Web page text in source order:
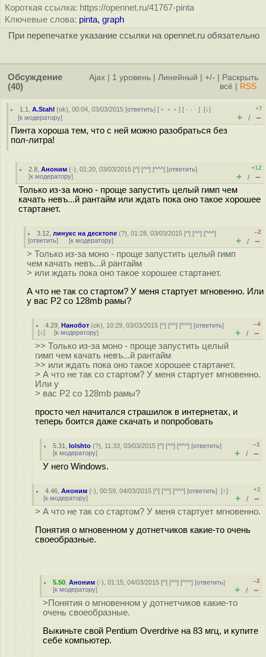
Короткая ссылка: https://opennet.ru/41767-pinta
Ключевые слова: pinta, graph
При перепечатке указание ссылки на opennet.ru обязательно
Обсуждение
(40)
Ajax 1 уровень Линейный +/-
Раскрыть
всё
RSS
1.1 ,A.Stahl (ok), 00:04, 03/03/2015 [ответить] [ ﹢﹢﹢] [ · · ·][↓]
[к модератору]
+7
+ / –
Пинта хороша тем, что с ней можно разобраться без
пол-литра!
2.8 ,Аноним (-), 01:20, 03/03/2015 [^] [^^] [^^^] [ответить]
[к модератору]
+12
+ / –
Только из-за моно - проще запустить целый гимп чем
качать невъ...й рантайм или ждать пока оно такое хорошее
стартанет.
3.12 ,линукс на десктопе (?), 01:28, 03/03/2015 [^] [^^] [^^^]
[ответить] [к модератору]
–2
+ / –
> Только из-за моно - проще запустить целый гимп
чем качать невъ...й рантайм
> или ждать пока оно такое хорошее стартанет.
А что не так со стартом? У меня стартует мгновенно. Или
у вас P2 cо 128mb рамы?
4.29 ,Нанобот (ok), 10:29, 03/03/2015 [^] [^^] [^^^] [ответить]
[↓] [к модератору]
–4
+ / –
>> Только из-за моно - проще запустить целый
гимп чем качать невъ...й рантайм
>> или ждать пока оно такое хорошее стартанет.
> А что не так со стартом? У меня стартует мгновенно.
Или у
> вас P2 cо 128mb рамы?
просто чел начитался страшилок в интернетах, и
теперь боится даже скачать и попробовать
5.31 ,lolshto (?), 11:33, 03/03/2015 [^] [^^] [^^^] [ответить]
[к модератору]
–1
+ / –
У него Windows.
4.46 ,Аноним (-), 00:59, 04/03/2015 [^] [^^] [^^^] [ответить][↑]
[к модератору]
+2
+ / –
> А что не так со стартом? У меня стартует мгновенно.
Понятия о мгновенном у дотнетчиков какие-то очень
своеобразные.
5.50 ,Аноним (-), 01:15, 04/03/2015 [^] [^^] [^^^] [ответить]
[к модератору]
–2
+ / –
>Понятия о мгновенном у дотнетчиков какие-то
очень своеобразные.
Выкиньте свой Pentium Overdrive на 83 мгц, и купите
себе компьютер.